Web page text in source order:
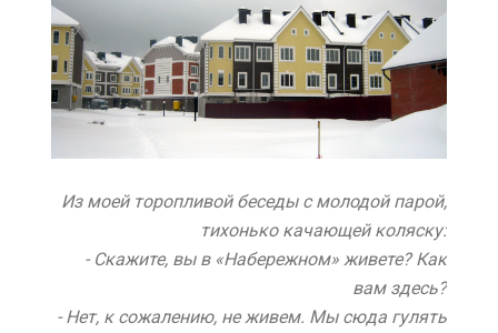
Из моей торопливой беседы с молодой парой,
тихонько качающей коляску:
- Скажите, вы в «Набережном» живете? Как
вам здесь?
- Нет, к сожалению, не живем. Мы сюда гулять